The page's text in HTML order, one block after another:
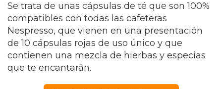
Se trata de unas cápsulas de té que son 100%
compatibles con todas las cafeteras
Nespresso, que vienen en una presentación
de 10 cápsulas rojas de uso único y que
contienen una mezcla de hierbas y especias
que te encantarán.